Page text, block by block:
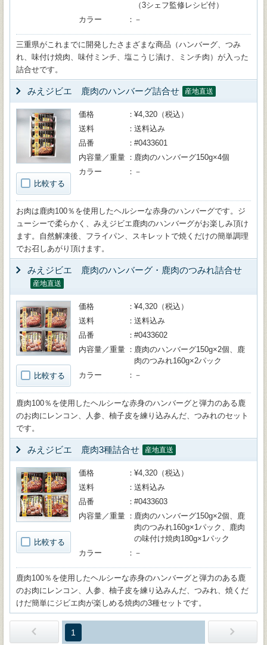
（3シェフ監修レシピ付）
カラー
－
三重県がこれまでに開発したさまざまな商品（ハンバーグ、つみ
れ、味付け焼肉、味付ミンチ、塩こうじ漬け、ミンチ肉）が入った
詰合せです。
みえジビエ 鹿肉のハンバーグ詰合せ 産地直送
比較する
価格
¥4,320（税込）
送料
送料込み
品番
#0433601
内容量／重量
鹿肉のハンバーグ150g×4個
カラー
－
お肉は鹿肉100％を使用したヘルシーな赤身のハンバーグです。ジ
ューシーで柔らかく、みえジビエ鹿肉のハンバーグがお楽しみ頂け
ます。自然解凍後、フライパン、スキレットで焼くだけの簡単調理
でお召しあがり頂けます。
みえジビエ 鹿肉のハンバーグ・鹿肉のつみれ詰合せ
産地直送
比較する
価格
¥4,320（税込）
送料
送料込み
品番
#0433602
内容量／重量
鹿肉のハンバーグ150g×2個、鹿
肉のつみれ160g×2パック
カラー
－
鹿肉100％を使用したヘルシーな赤身のハンバーグと弾力のある鹿
のお肉にレンコン、人参、柚子皮を練り込みんだ、つみれのセット
です。
みえジビエ 鹿肉3種詰合せ 産地直送
比較する
価格
¥4,320（税込）
送料
送料込み
品番
#0433603
内容量／重量
鹿肉のハンバーグ150g×2個、鹿
肉のつみれ160g×1パック、鹿肉
の味付け焼肉180g×1パック
カラー
－
鹿肉100％を使用したヘルシーな赤身のハンバーグと弾力のある鹿
のお肉にレンコン、人参、柚子皮を練り込みんだ、つみれ、焼くだ
けだ簡単にジビエ肉が楽しめる焼肉の3種セットです。
1